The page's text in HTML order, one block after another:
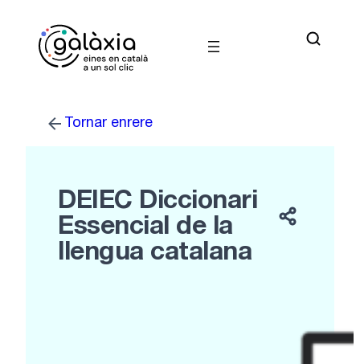
Tornar enrere
DEIEC Diccionari
Essencial de la
llengua catalana